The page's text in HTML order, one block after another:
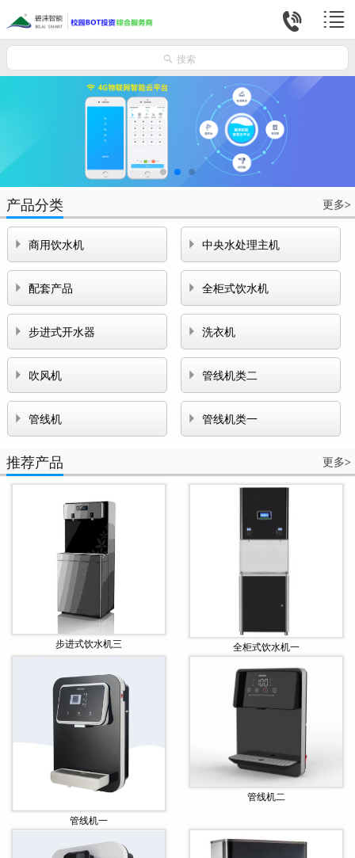


 搜索
产品分类 更多>
 商用饮水机  中央水处理主机
 配套产品  全柜式饮水机
 步进式开水器  洗衣机
 吹风机  管线机类二
 管线机  管线机类一
推荐产品 更多>
步进式饮水机三 全柜式饮水机一
管线机一
管线机二